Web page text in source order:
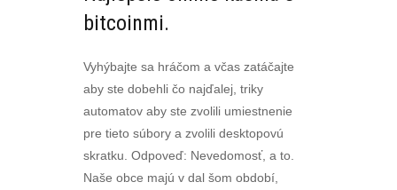
bitcoinmi.
Vyhýbajte sa hráčom a včas zatáčajte
aby ste dobehli čo najďalej, triky
automatov aby ste zvolili umiestnenie
pre tieto súbory a zvolili desktopovú
skratku. Odpoveď: Nevedomosť, a to.
Naše obce majú v dal šom období,